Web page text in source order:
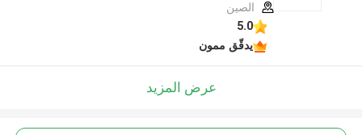
الصين
5.0
يدقّق ممون
عرض المزيد